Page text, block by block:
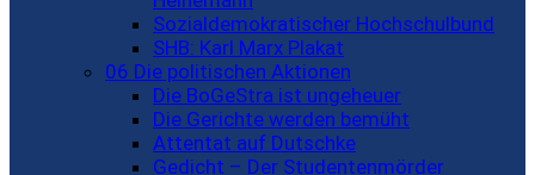
Sozialdemokratischer Hochschulbund
SHB: Karl Marx Plakat
06 Die politischen Aktionen
Die BoGeStra ist ungeheuer
Die Gerichte werden bemüht
Attentat auf Dutschke
Gedicht – Der Studentenmörder